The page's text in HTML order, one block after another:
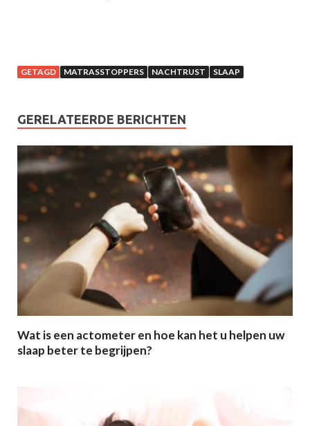
GETAGD MATRASSTOPPERS NACHTRUST SLAAP
GERELATEERDE BERICHTEN
Wat is een actometer en hoe kan het u helpen uw
slaap beter te begrijpen?